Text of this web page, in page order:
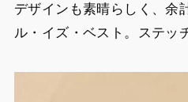
デザインも素晴らしく、余
ル・イズ・ベスト。ステッ